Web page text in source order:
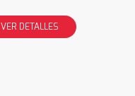
VER DETALLES